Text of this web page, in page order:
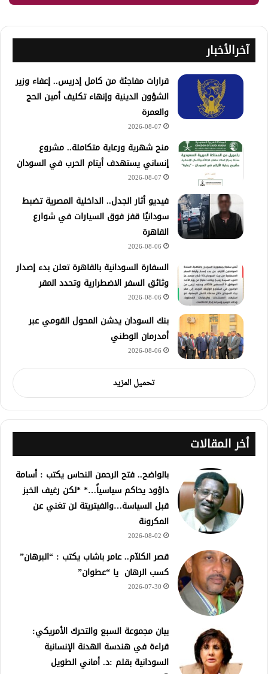
آخرالأخبار
قرارات مفاجئة من كامل إدريس.. إعفاء وزير
الشؤون الدينية وإنهاء تكليف أمين الحج
والعمرة
2026-08-07
منح شهرية ورعاية متكاملة.. مشروع
إنساني يستهدف أيتام الحرب في السودان
2026-08-07
فيديو أثار الجدل.. الداخلية المصرية تضبط
سودانيًا قفز فوق السيارات في شوارع
القاهرة
2026-08-06
السفارة السودانية بالقاهرة تعلن بدء إصدار
وثائق السفر الاضطرارية وتحدد المقر
2026-08-06
بنك السودان يدشن المحول القومي عبر
أمدرمان الوطني
2026-08-06
تحميل المزيد
أخر المقالات
بالواضح.. فتح الرحمن النحاس يكتب : أسامة
داؤود يحاكم سياسياً…* *لكن رغيف الخبز
قبل السياسة…والفيتريتة لن تغني عن
المكرونة
2026-08-02
قصر الكلآم.. عامر باشاب يكتب : “البرهان”
كسب الرهان يا “عطوان”
2026-07-30
بيان مجموعة السبع والتحرك الأمريكي:
قراءة في هندسة الهدنة الإنسانية
السودانية بقلم :د. أماني الطويل